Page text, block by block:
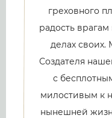
греховного
радость
делах своих.
Создателя
с
милостивым к
нынешней